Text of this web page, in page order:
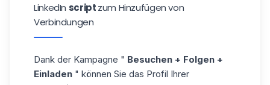
LinkedIn scriptzum Hinzufügen von
Verbindungen
Dank der Kampagne " Besuchen + Folgen +
Einladen " können Sie das Profil Ihrer